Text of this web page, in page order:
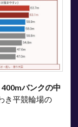
400mバンクの中
き平競輪場の